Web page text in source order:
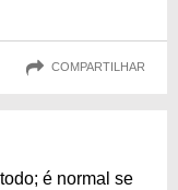
COMPARTILHAR
é normal se